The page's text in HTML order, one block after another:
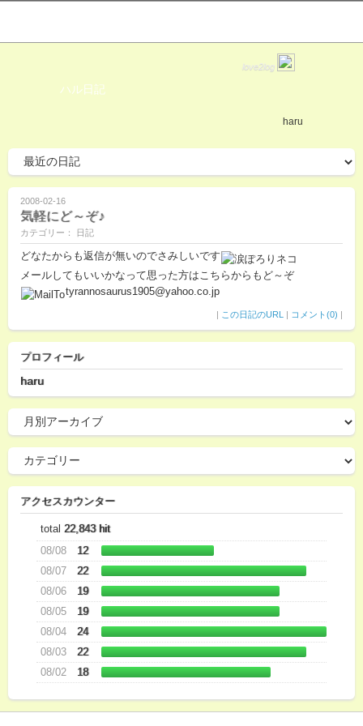
love2log
ハル日記
haru
2008-02-16
気軽にど～ぞ♪
カテゴリー： 日記
どなたからも返信が無いのでさみしいです
メールしてもいいかなって思った方はこちらからもど～ぞ
tyrannosaurus1905@yahoo.co.jp
| この日記のURL | コメント(0) |
プロフィール
haru
アクセスカウンター
total 22,843 hit
08/08
12
08/07
22
08/06
19
08/05
19
08/04
24
08/03
22
08/02
18